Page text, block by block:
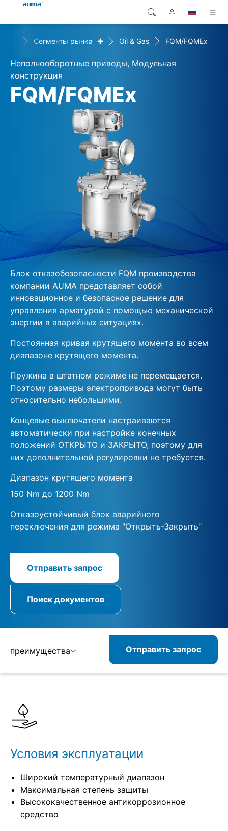
Продукция
Решения
Загрузки
Сервисная служба
Global
Европа
Азия и Тихий океан
Северная Америка
Поиск
Сегменты рынка + Oil & Gas FQM/FQMEx
Неполнооборотные приводы, Модульная
конструкция
FQM/FQMEx
Блок отказобезопасности FQM производства
компании AUMA представляет собой
инновационное и безопасное решение для
управления арматурой с помощью механической
энергии в аварийных ситуациях.
Постоянная кривая крутящего момента во всем
диапазоне крутящего момента.
Пружина в штатном режиме не перемещается.
Поэтому размеры электропривода могут быть
относительно небольшими.
Концевые выключатели настраиваются
автоматически при настройке конечных
положений ОТКРЫТО и ЗАКРЫТО, поэтому для
них дополнительной регулировки не требуется.
Диапазон крутящего момента
150 Nm до 1200 Nm
Отказоустойчивый блок аварийного
переключения для режима "Открыть-Закрыть"
Отправить запрос
Поиск документов
преимущества Отправить запрос
Условия эксплуатации
Широкий температурный диапазон
Максимальная степень защиты
Высококачественное антикоррозионное
средство